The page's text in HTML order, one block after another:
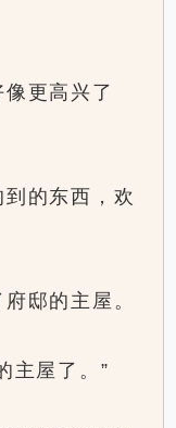
更高兴了
的东西，欢
邸的主屋。
主屋了。”